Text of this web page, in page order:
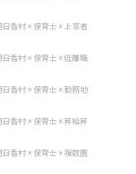
日香村 × 保育士 × 上京者
日香村 × 保育士 × 低離職
日香村 × 保育士 × 勤務地
日香村 × 保育士 × 昇給昇
日香村 × 保育士 × 複数園